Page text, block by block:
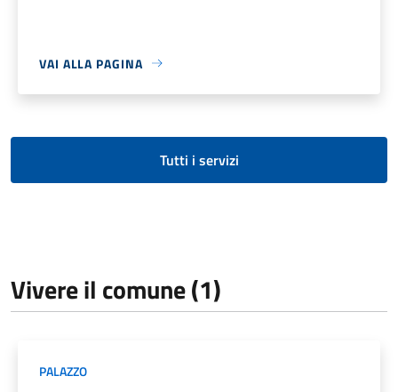
VAI ALLA PAGINA
Tutti i servizi
Vivere il comune (1)
PALAZZO